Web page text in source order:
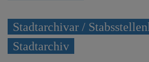
g
Stadtarchivar /
Stadtarchiv